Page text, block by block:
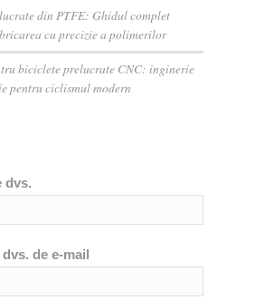
din PTFE: Ghidul complet
cu precizie a polimerilor
biciclete prelucrate CNC: inginerie
pentru ciclismul modern
dvs.
de e-mail